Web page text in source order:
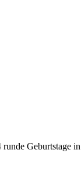
Geburtstage